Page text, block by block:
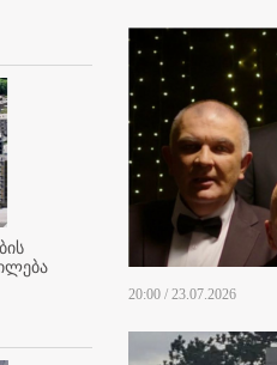
20:00 / 23.07.2026